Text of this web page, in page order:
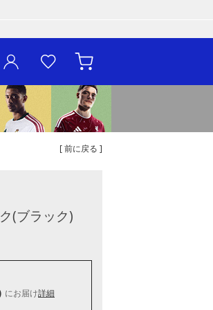
[ 前に戻る ]
(ブラック)
にお届け詳細